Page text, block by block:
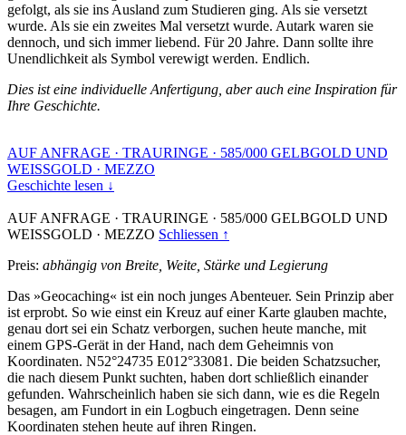
gefolgt, als sie ins Ausland zum Studieren ging. Als sie versetzt
wurde. Als sie ein zweites Mal versetzt wurde. Autark waren sie
dennoch, und sich immer liebend. Für 20 Jahre. Dann sollte ihre
Unendlichkeit als Symbol verewigt werden. Endlich.
Dies ist eine individuelle Anfertigung, aber auch eine Inspiration für
Ihre Geschichte.
AUF ANFRAGE · TRAURINGE · 585/000 GELBGOLD UND
WEISSGOLD · MEZZO
Geschichte lesen ↓
AUF ANFRAGE · TRAURINGE · 585/000 GELBGOLD UND
WEISSGOLD · MEZZO Schliessen ↑
Preis: abhängig von Breite, Weite, Stärke und Legierung
Das »Geocaching« ist ein noch junges Abenteuer. Sein Prinzip aber
ist erprobt. So wie einst ein Kreuz auf einer Karte glauben machte,
genau dort sei ein Schatz verborgen, suchen heute manche, mit
einem GPS-Gerät in der Hand, nach dem Geheimnis von
Koordinaten. N52°24735 E012°33081. Die beiden Schatzsucher,
die nach diesem Punkt suchten, haben dort schließlich einander
gefunden. Wahrscheinlich haben sie sich dann, wie es die Regeln
besagen, am Fundort in ein Logbuch eingetragen. Denn seine
Koordinaten stehen heute auf ihren Ringen.